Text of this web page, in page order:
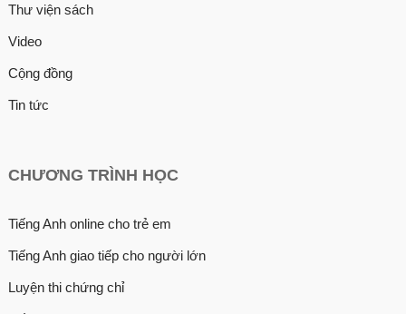
Thư viện sách
Video
Cộng đồng
Tin tức
CHƯƠNG TRÌNH HỌC
Tiếng Anh online cho trẻ em
Tiếng Anh giao tiếp cho người lớn
Luyện thi chứng chỉ